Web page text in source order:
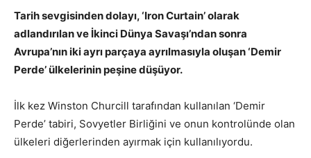
Tarih sevgisinden dolayı, ‘Iron Curtain’ olarak
adlandırılan ve İkinci Dünya Savaşı’ndan sonra
Avrupa’nın iki ayrı parçaya ayrılmasıyla oluşan ‘Demir
Perde’ ülkelerinin peşine düşüyor.
İlk kez Winston Churcill tarafından kullanılan ‘Demir
Perde’ tabiri, Sovyetler Birliğini ve onun kontrolünde olan
ülkeleri diğerlerinden ayırmak için kullanılıyordu.